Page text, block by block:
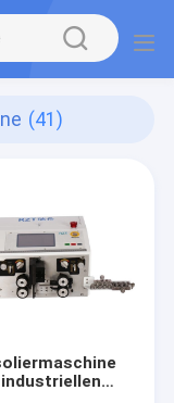
(41)